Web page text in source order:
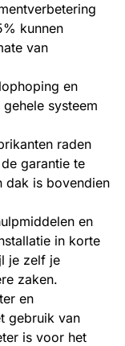
kunnen
van
en
systeem
raden
garantie te
dak is bovendien
en
in korte
je zelf je
zaken.
en
gebruik van
is voor het